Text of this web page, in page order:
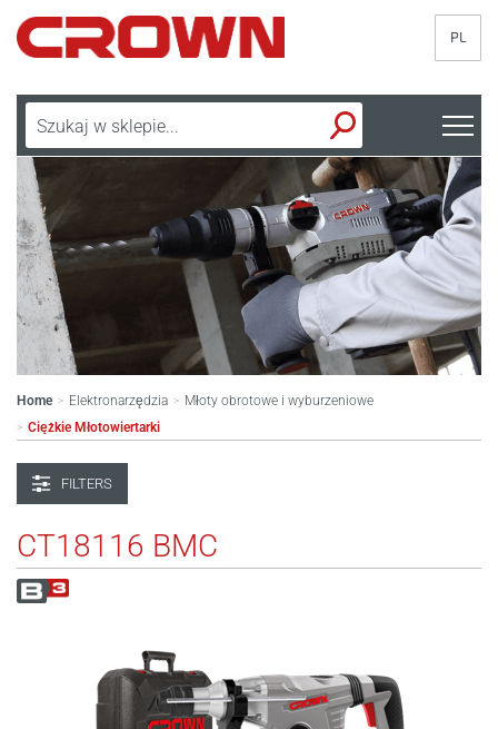
PL
Home > Elektronarzędzia > Młoty obrotowe i wyburzeniowe
> Ciężkie Młotowiertarki
FILTERS
CT18116 BMC